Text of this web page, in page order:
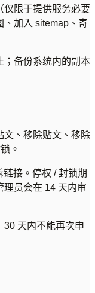
仅限于提供服务必要
、加入 sitemap、寄
；备份系统内的副本
文、移除贴文、移除
。
接。停权 / 封锁期
理员会在 14 天内审
天内不能再次申